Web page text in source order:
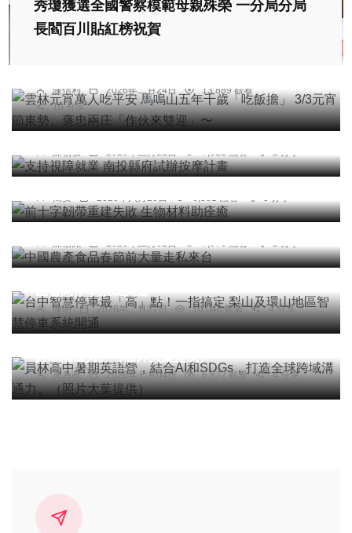
秀瓊獲選全國警察模範母親殊榮 一分局分局
長閻百川貼紅榜祝賀
宗教 綜合新聞
陳信利 2026年二月24日
13,889 觀看
10 分享
社會 健康
支持視障就業 南投縣府試辦按摩計畫
陳朝枝 2026年三月11日 7,512 觀看 2 分享
健康
前十字韌帶重建失敗 生物材料助痊癒
簡安 2026年六月29日 6,381 觀看 3 分享
社會
中國農產食品春節前大量走私來台
陳信銘 2026年二月02日 7,978 觀看 2 分享
社會 綜合新聞 旅遊
台中智慧停車最「高」點！一指搞定 梨山及環山地
陳明 2026年二月27日 10,048 觀看 4 分享
社會 綜合新聞 健康 文教
員林高中暑期英語營，結合AI和SDGs，打造全球
周為政 2026年七月04日 6,872 觀看 4 分享